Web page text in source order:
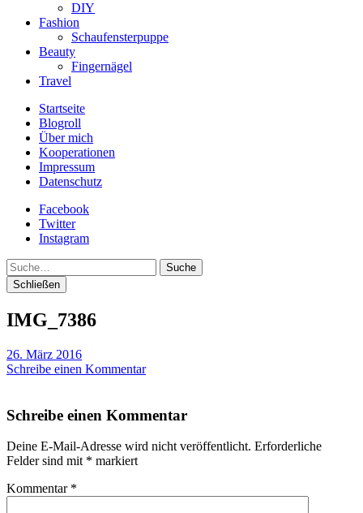
DIY
Fashion
Schaufensterpuppe
Beauty
Fingernägel
Travel
Startseite
Blogroll
Über mich
Kooperationen
Impressum
Datenschutz
Facebook
Twitter
Instagram
Suche
Schließen
IMG_7386
26. März 2016
Schreibe einen Kommentar
Schreibe einen Kommentar
Deine E-Mail-Adresse wird nicht veröffentlicht. Erforderliche
Felder sind mit * markiert
Kommentar *